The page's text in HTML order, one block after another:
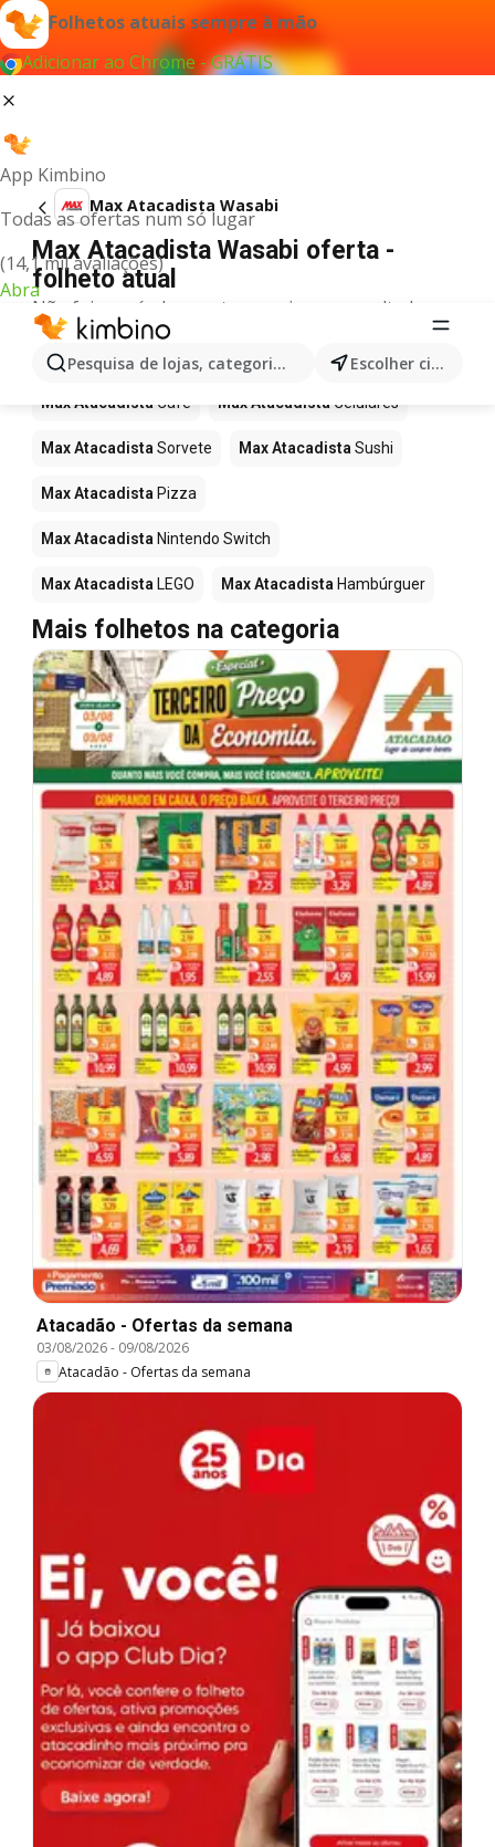
Folhetos atuais sempre à mão
Adicionar ao Chrome - GRÁTIS
App Kimbino
Todas as ofertas num só lugar
(14,1 mil avaliações)
Abra
Pesquisa de lojas, categorias,produtos... Escolher cidade
Max Atacadista Wasabi
Max Atacadista Wasabi oferta -
folheto atual
Não foi possível encontrar quaisquer resultados
para este termo.
Mais produtos em Max Atacadista
Max Atacadista Café Max Atacadista Celulares
Max Atacadista Sorvete Max Atacadista Sushi
Max Atacadista Pizza
Max Atacadista Nintendo Switch
Max Atacadista LEGO Max Atacadista Hambúrguer
Mais folhetos na categoria
Atacadão - Ofertas da semana
03/08/2026- 09/08/2026
Atacadão - Ofertas da semana